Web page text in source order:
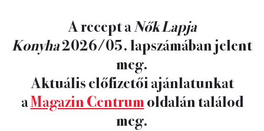
A recept aNők Lapja
Konyha2026/05. lapszámában jelent
meg.
Aktuális előfizetői ajánlatunkat
aMagazin Centrumoldalán találod
meg.